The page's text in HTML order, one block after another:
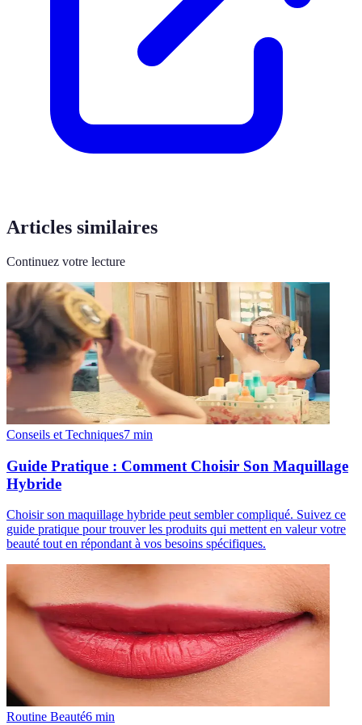
Articles similaires
Continuez votre lecture
Conseils et Techniques7 min
Guide Pratique : Comment Choisir Son Maquillage
Hybride
Choisir son maquillage hybride peut sembler compliqué. Suivez ce
guide pratique pour trouver les produits qui mettent en valeur votre
beauté tout en répondant à vos besoins spécifiques.
Routine Beauté6 min